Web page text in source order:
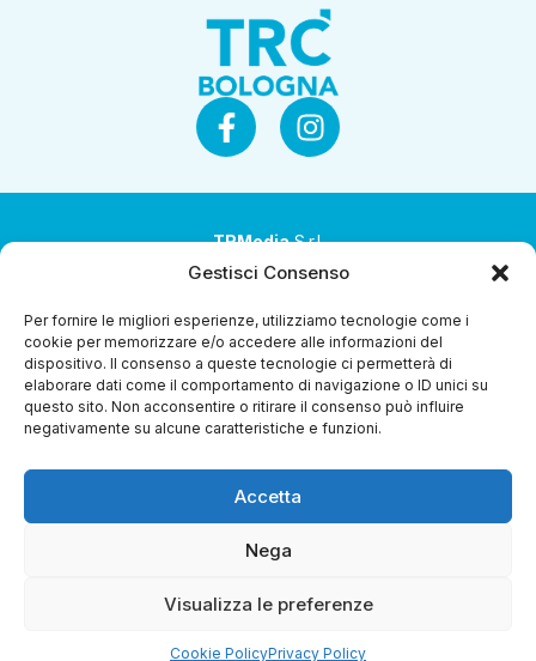
Gestisci Consenso
Per fornire le migliori esperienze, utilizziamo tecnologie come i
cookie per memorizzare e/o accedere alle informazioni del
dispositivo. Il consenso a queste tecnologie ci permetterà di
elaborare dati come il comportamento di navigazione o ID unici su
questo sito. Non acconsentire o ritirare il consenso può influire
negativamente su alcune caratteristiche e funzioni.
Accetta
Nega
Visualizza le preferenze
Cookie PolicyPrivacy Policy
TRMediaS.r.l.
Società a socio unico
Società sottoposta ad attività di direzione e
coordinamento da parte di Coop Alleanza 3.0 Soc. Coop.
Sede legale: via Ragazzi del ’99 nr. 51 42124 Reggio Emilia
(RE)
Capitale sociale € 1.040.000 i.v.
Diretta Streaming